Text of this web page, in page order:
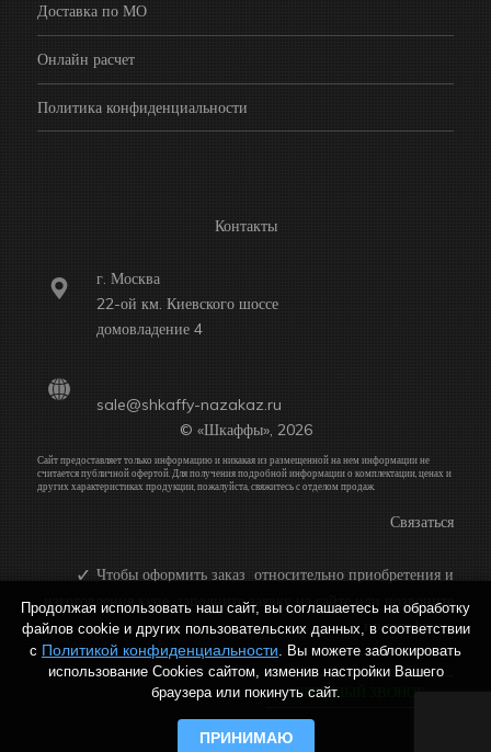
Доставка по МО
Онлайн расчет
Политика конфиденциальности
Продолжая использовать наш сайт, вы соглашаетесь на обработку
файлов cookie и других пользовательских данных, в соответствии
с Политикой конфиденциальности. Вы можете заблокировать
использование Cookies сайтом, изменив настройки Вашего
браузера или покинуть сайт.
ПРИНИМАЮ
Контакты
г. Москва
22-ой км. Киевского шоссе
домовладение 4
sale@shkaffy-nazakaz.ru
© «Шкаффы», 2026
Сайт предоставляет только информацию и никакая из размещенной на нем информации не
считается публичной офертой. Для получения подробной информации о комплектации, ценах и
других характеристиках продукции, пожалуйста, свяжитесь с отделом продаж.
Связаться
Чтобы оформить заказ относительно приобретения и
изготовления купе, заполните заявку на сайте или позвоните
по телефону:
ОБРАТНЫЙ ЗВОНОК